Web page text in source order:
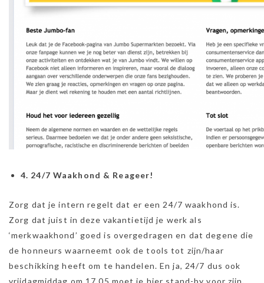
4. 24/7 Waakhond & Reageer!
Zorg dat je intern regelt dat er een 24/7 waakhond is.
Zorg dat juist in deze vakantietijd je werk als
‘merkwaakhond’ goed is overgedragen en dat degene die
de honneurs waarneemt ook de tools tot zijn/haar
beschikking heeft om te handelen. En ja, 24/7 dus ook
vrijdagmiddag om 17.05 moet je hier stand-by voor zijn.